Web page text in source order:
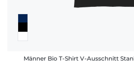
Männer Bio T-Shirt V-Ausschnitt